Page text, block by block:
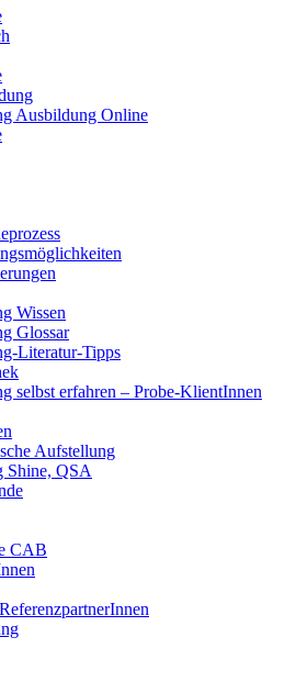
Ausbildung Online
Wissen
Glossar
Literatur-Tipps
selbst erfahren – Probe-KlientInnen
Aufstellung
Shine, QSA
CAB